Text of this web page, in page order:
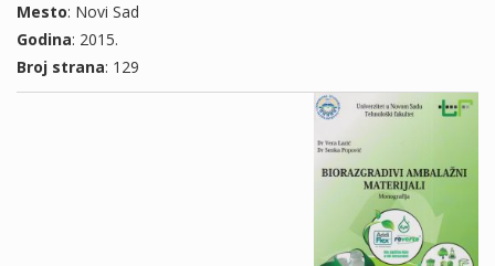
Mesto: Novi Sad
Godina: 2015.
Broj strana: 129